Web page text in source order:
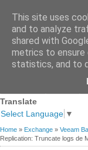
Translate
Select Language ▼
Home » Exchange » Veeam
Replication: Truncate logs de
This site uses
and to analyze
shared with
metrics to ensure
statistics, and to